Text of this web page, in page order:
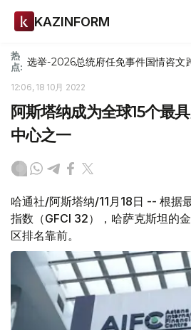
KAZINFORM
热
点: 选举-2026总统府任免事件国情咨文
12:06, 18 10月 2022
阿斯塔纳成为全球15个最
中心之一
哈通社/阿斯塔纳/11月18日 -- 根据
指数（GFCI 32），哈萨克斯坦的
区排名靠前。